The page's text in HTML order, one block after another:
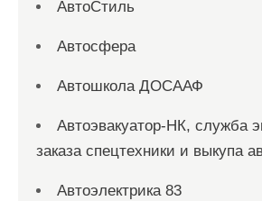
АвтоСтиль
Автосфера
Автошкола ДОСААФ
Автоэвакуатор-НК, служба
заказа спецтехники и выкупа
Автоэлектрика 83